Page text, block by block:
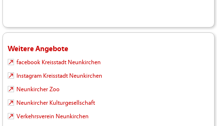
Weitere Angebote
facebook Kreisstadt Neunkirchen
Instagram Kreisstadt Neunkirchen
Neunkircher Zoo
Neunkircher Kulturgesellschaft
Verkehrsverein Neunkirchen